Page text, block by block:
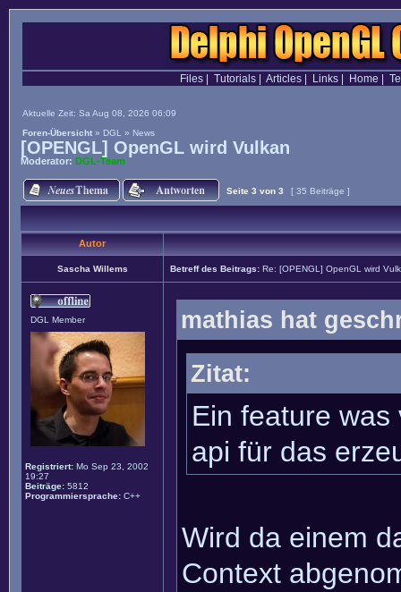
Files| Tutorials| Articles| Links| Home
Aktuelle Zeit: Sa Aug 08, 2026 06:09
Foren-Übersicht » DGL » News
[OPENGL] OpenGL wird Vulkan
Moderator: DGL-Team
Seite 3 von 3 [ 35 Beiträge ]
Autor
Sascha Willems Betreff des Beitrags: Re: [OPENGL] OpenGL wird
DGL Member
Registriert: Mo Sep 23, 2002
19:27
Beiträge: 5812
Programmiersprache: C++
mathias hat
Zitat:
Ein feature
api für das
Wird da einem
Context